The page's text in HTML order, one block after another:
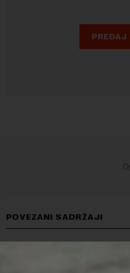
POVEZANI SADRŽAJI